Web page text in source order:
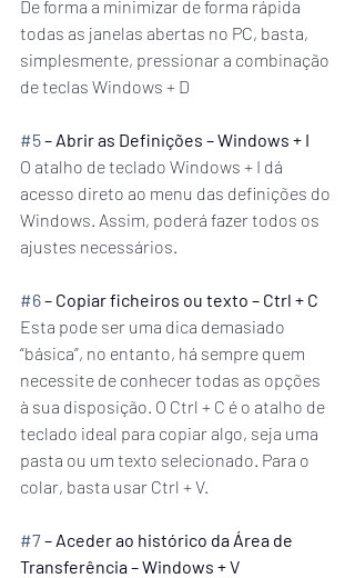
De forma a minimizar de forma rápida
todas as janelas abertas no PC, basta,
simplesmente, pressionar a combinação
de teclas Windows + D
#5 – Abrir as Definições – Windows + I
O atalho de teclado Windows + I dá
acesso direto ao menu das definições do
Windows. Assim, poderá fazer todos os
ajustes necessários.
#6 – Copiar ficheiros ou texto – Ctrl + C
Esta pode ser uma dica demasiado
“básica”, no entanto, há sempre quem
necessite de conhecer todas as opções
à sua disposição. O Ctrl + C é o atalho de
teclado ideal para copiar algo, seja uma
pasta ou um texto selecionado. Para o
colar, basta usar Ctrl + V.
#7 – Aceder ao histórico da Área de
Transferência – Windows + V